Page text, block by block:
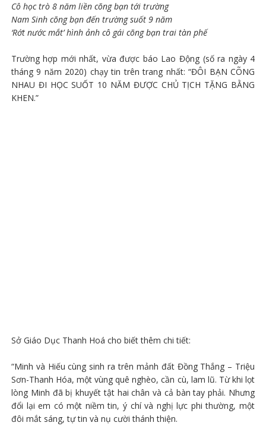
Cô học trò 8 năm liền cõng bạn tới trường
Nam Sinh cõng bạn đến trường suốt 9 năm
‘Rớt nước mắt’ hình ảnh cô gái cõng bạn trai tàn phế
Trường hợp mới nhất, vừa được báo Lao Động (số ra ngày 4
tháng 9 năm 2020) chạy tin trên trang nhất: “ĐÔI BẠN CÕNG
NHAU ĐI HỌC SUỐT 10 NĂM ĐƯỢC CHỦ TỊCH TẶNG BẰNG
KHEN.”
Sở Giáo Dục Thanh Hoá cho biết thêm chi tiết:
“Minh và Hiếu cùng sinh ra trên mảnh đất Đồng Thắng – Triệu
Sơn-Thanh Hóa, một vùng quê nghèo, cần cù, lam lũ. Từ khi lọt
lòng Minh đã bị khuyết tật hai chân và cả bàn tay phải. Nhưng
đổi lại em có một niềm tin, ý chí và nghị lực phi thường, một
đôi mắt sáng, tự tin và nụ cười thánh thiện.